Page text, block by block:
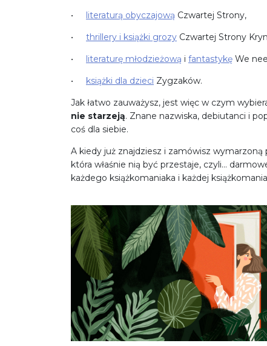
literaturą obyczajową Czwartej Strony,
thrillery i książki grozy Czwartej Strony
literaturę młodzieżową i fantastykę We
książki dla dzieci Zygzaków.
Jak łatwo zauważysz, jest więc w czym
nie starzeją. Znane nazwiska, debiutanci i
coś dla siebie.
A kiedy już znajdziesz i zamówisz wymarzoną
która właśnie nią być przestaje, czyli…
każdego książkomaniaka i każdej